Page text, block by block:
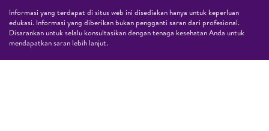
Informasi yang terdapat di situs web ini disediakan hanya untuk keperluan
edukasi. Informasi yang diberikan bukan pengganti saran dari profesional.
Disarankan untuk selalu konsultasikan dengan tenaga kesehatan Anda untuk
mendapatkan saran lebih lanjut.